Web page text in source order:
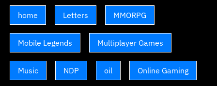
home Letters MMORPG
Mobile Legends Multiplayer Games
Music NDP oil Online Gaming